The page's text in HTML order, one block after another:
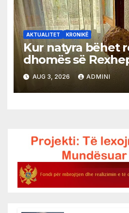
AKTUALITET KRONIKË
Kur natyra bëhet
dhomës së
AUG 3, 2026 ADMINI